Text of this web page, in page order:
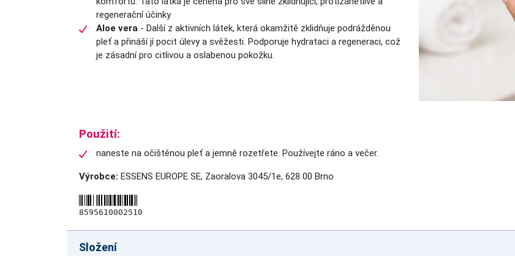
regenerační účinky
Aloe vera - Další z aktivních látek, která okamžitě zklidňuje podrážděnou
pleť a přináší jí pocit úlevy a svěžesti. Podporuje hydrataci a regeneraci, což
je zásadní pro citlivou a oslabenou pokožku.
Použití:
naneste na očištěnou pleť a jemně rozetřete. Používejte ráno a večer.
Výrobce: ESSENS EUROPE SE, Zaoralova 3045/1e, 628 00 Brno
8595610002510
Složení